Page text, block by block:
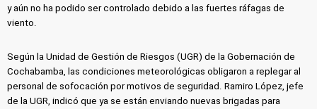
y aún no ha podido ser controlado debido a las fuertes ráfagas de
viento.
Según la Unidad de Gestión de Riesgos (UGR) de la Gobernación de
Cochabamba, las condiciones meteorológicas obligaron a replegar al
personal de sofocación por motivos de seguridad. Ramiro López, jefe
de la UGR, indicó que ya se están enviando nuevas brigadas para